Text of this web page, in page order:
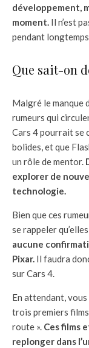
développement,
moment. Il n’est
pendant
Que sait-on
Malgré le manque
rumeurs qui
Cars 4 pourrait se
bolides, et que
un rôle de mentor.
explorer de
technologie.
Bien que ces
se rappeler
aucune
Pixar. Il faudra
sur Cars 4.
En attendant,
trois premiers films
route ». Ces films
replonger dans